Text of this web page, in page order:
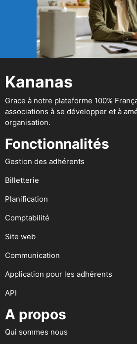
Kananas
Grace à notre plateforme 100%
associations à se développer et à
organisation.
Fonctionnalités
Gestion des adhérents
Billetterie
Planification
Comptabilité
Site web
Communication
Application pour les adhérents
API
A propos
Qui sommes nous